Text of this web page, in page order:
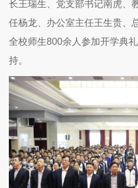
长王瑞生、党支部书记南虎、
任杨龙、办公室主任王生贵、
全校师生800余人参加开学典
持。